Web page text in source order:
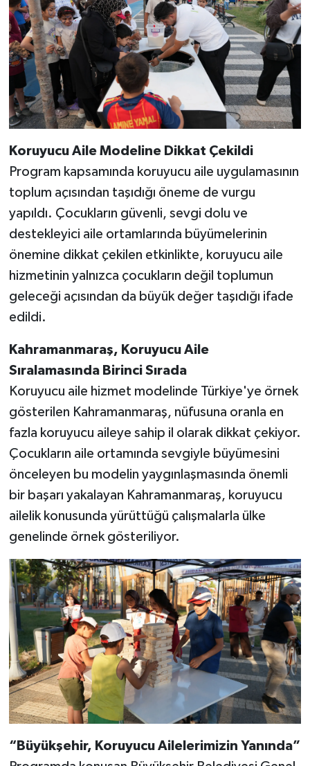
Koruyucu Aile Modeline Dikkat Çekildi
Program kapsamında koruyucu aile uygulamasının
toplum açısından taşıdığı öneme de vurgu
yapıldı. Çocukların güvenli, sevgi dolu ve
destekleyici aile ortamlarında büyümelerinin
önemine dikkat çekilen etkinlikte, koruyucu aile
hizmetinin yalnızca çocukların değil toplumun
geleceği açısından da büyük değer taşıdığı ifade
edildi.
Kahramanmaraş, Koruyucu Aile
Sıralamasında Birinci Sırada
Koruyucu aile hizmet modelinde Türkiye'ye örnek
gösterilen Kahramanmaraş, nüfusuna oranla en
fazla koruyucu aileye sahip il olarak dikkat çekiyor.
Çocukların aile ortamında sevgiyle büyümesini
önceleyen bu modelin yaygınlaşmasında önemli
bir başarı yakalayan Kahramanmaraş, koruyucu
ailelik konusunda yürüttüğü çalışmalarla ülke
genelinde örnek gösteriliyor.
“Büyükşehir, Koruyucu Ailelerimizin Yanında”